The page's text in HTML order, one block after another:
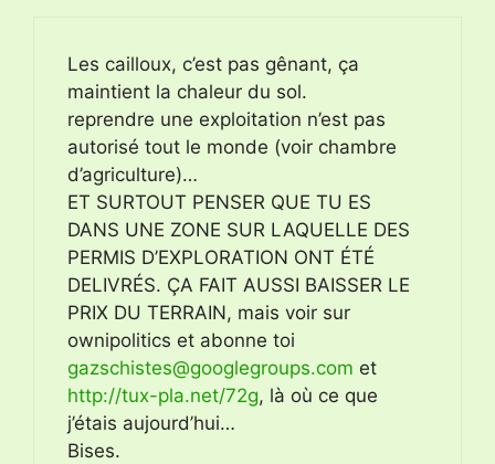
Les cailloux, c’est pas gênant, ça
maintient la chaleur du sol.
reprendre une exploitation n’est pas
autorisé tout le monde (voir chambre
d’agriculture)…
ET SURTOUT PENSER QUE TU ES
DANS UNE ZONE SUR LAQUELLE DES
PERMIS D’EXPLORATION ONT ÉTÉ
DELIVRÉS. ÇA FAIT AUSSI BAISSER LE
PRIX DU TERRAIN, mais voir sur
ownipolitics et abonne toi
gazschistes@googlegroups.com et
http://tux-pla.net/72g, là où ce que
j’étais aujourd’hui…
Bises.